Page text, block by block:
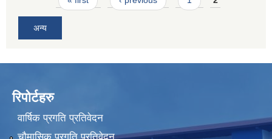
अन्य
रिपोर्टहरु
वार्षिक प्रगति प्रतिवेदन